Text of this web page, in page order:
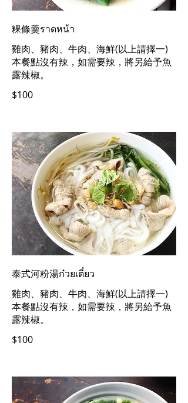
粿條羹ราดหน้า
雞肉、豬肉、牛肉、海鮮(以上請擇一)
本餐點沒有辣，如需要辣，將另給予魚
露辣椒。
$100
泰式河粉湯ก๋วยเตี๋ยว
雞肉、豬肉、牛肉、海鮮(以上請擇一)
本餐點沒有辣，如需要辣，將另給予魚
露辣椒。
$100